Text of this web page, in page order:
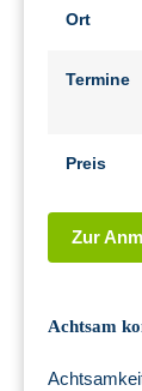
Ort
Termine
Preis
Zur
Achtsam